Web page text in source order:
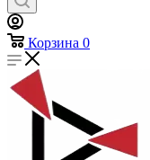
Корзина 0